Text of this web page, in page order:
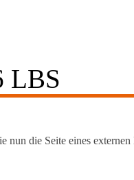
LBS
nun die Seite eines externen